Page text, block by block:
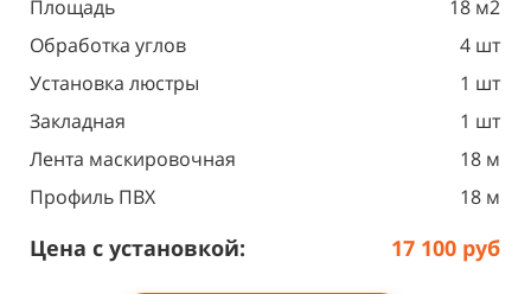
Площадь
18 м2
Обработка углов
4 шт
Установка люстры
1 шт
Закладная
1 шт
Лента маскировочная
18 м
Профиль ПВХ
18 м
Цена с установкой: 17 100 руб